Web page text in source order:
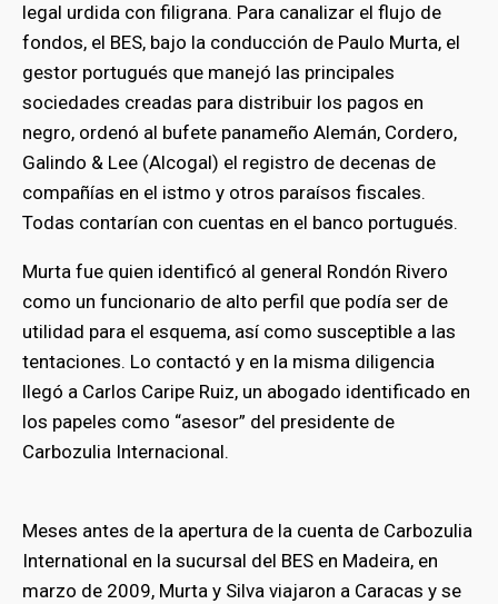
legal urdida con filigrana. Para canalizar el flujo de
fondos, el BES, bajo la conducción de Paulo Murta, el
gestor portugués que manejó las principales
sociedades creadas para distribuir los pagos en
negro, ordenó al bufete panameño Alemán, Cordero,
Galindo & Lee (Alcogal) el registro de decenas de
compañías en el istmo y otros paraísos fiscales.
Todas contarían con cuentas en el banco portugués.
Murta fue quien identificó al general Rondón Rivero
como un funcionario de alto perfil que podía ser de
utilidad para el esquema, así como susceptible a las
tentaciones. Lo contactó y en la misma diligencia
llegó a Carlos Caripe Ruiz, un abogado identificado en
los papeles como “asesor” del presidente de
Carbozulia Internacional.
Meses antes de la apertura de la cuenta de Carbozulia
International en la sucursal del BES en Madeira, en
marzo de 2009, Murta y Silva viajaron a Caracas y se